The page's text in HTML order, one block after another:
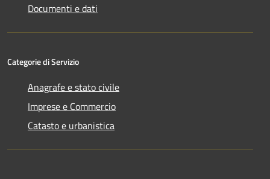
Documenti e dati
Categorie di Servizio
Anagrafe e stato civile
Imprese e Commercio
Catasto e urbanistica